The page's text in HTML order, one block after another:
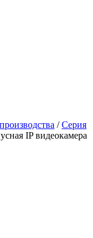
/Серия
IP видеокамера